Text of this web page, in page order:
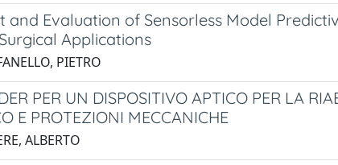
and Evaluation of Sensorless Model
Applications
PIETRO
PER UN DISPOSITIVO APTICO PER LA
E PROTEZIONI MECCANICHE
ALBERTO